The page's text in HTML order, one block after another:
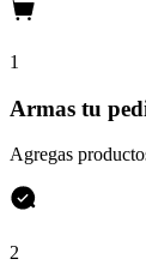
1
Armas tu
Agregas
2